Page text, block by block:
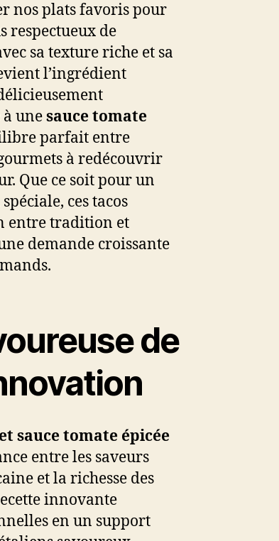
nos plats favoris pour
respectueux de
sa texture riche et sa
l’ingrédient
à unesauce tomate
parfait entre
à redécouvrir
Que ce soit pour un
ces tacos
entre tradition et
demande croissante
de
sauce tomate épicée
entre les saveurs
et la richesse des
innovante
en un support